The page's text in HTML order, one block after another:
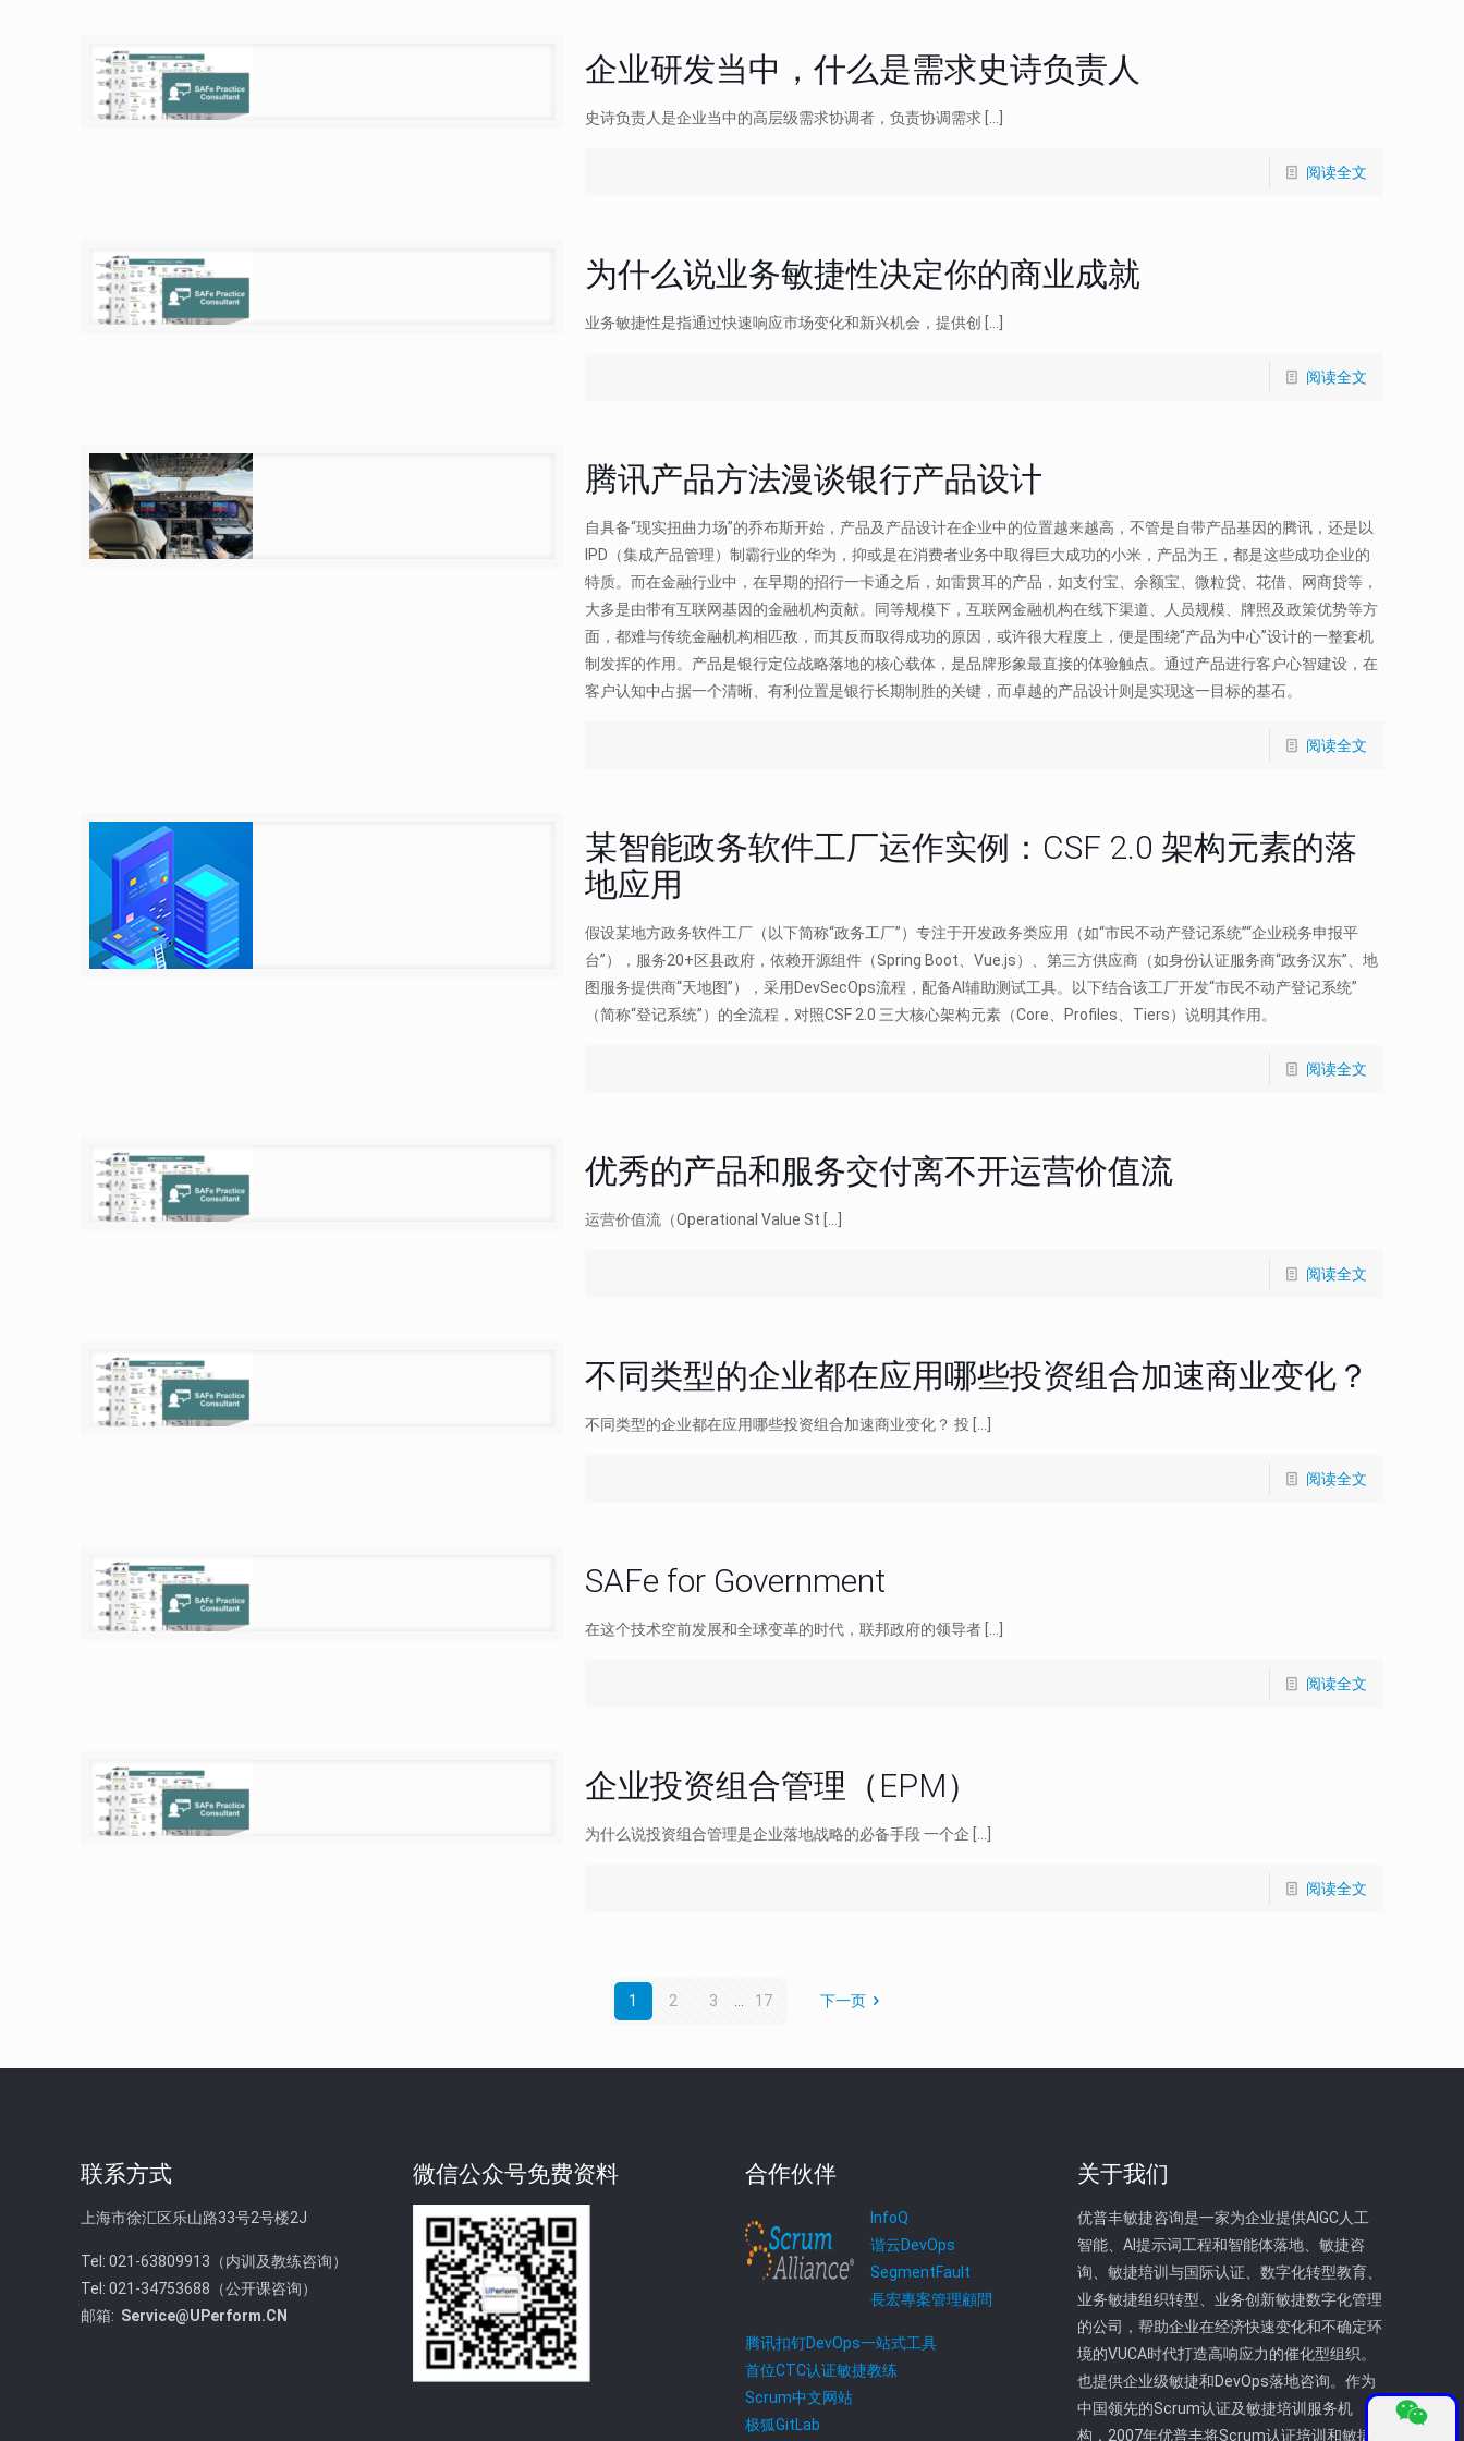
企业研发当中，什么是需求史诗负责人
史诗负责人是企业当中的高层级需求协调者，负责协调需求[…]
阅读全文
为什么说业务敏捷性决定你的商业成就
业务敏捷性是指通过快速响应市场变化和新兴机会，提供创
阅读全文
腾讯产品方法漫谈银行产品设计
自具备“现实扭曲力场”的乔布斯开始，产品及产品设计在企业中的位置越来越高，不管是自带产品基因的腾讯，还是以
IPD（集成产品管理）制霸行业的华为，抑或是在消费者业务中取得巨大成功的小米，产品为王，都是这些成功企业的
特质。而在金融行业中，在早期的招行一卡通之后，如雷贯耳的产品，如支付宝、余额宝、微粒贷、花借、网商贷等，
大多是由带有互联网基因的金融机构贡献。同等规模下，互联网金融机构在线下渠道、人员规模、牌照及政策优势等方
面，都难与传统金融机构相匹敌，而其反而取得成功的原因，或许很大程度上，便是围绕“产品为中心”设计的一整套机
制发挥的作用。产品是银行定位战略落地的核心载体，是品牌形象最直接的体验触点。通过产品进行客户心智建设，在
客户认知中占据一个清晰、有利位置是银行长期制胜的关键，而卓越的产品设计则是实现这一目标的基石。
阅读全文
某智能政务软件工厂运作实例：CSF 2.0 架构元素的落
地应用
假设某地方政务软件工厂（以下简称“政务工厂”）专注于开发政务类应用（如“市民不动产登记系统”“企业税务申报平
台”），服务20+区县政府，依赖开源组件（Spring Boot、Vue.js）、第三方供应商（如身份认证服务商“政务汉东”、地
图服务提供商“天地图”），采用DevSecOps流程，配备AI辅助测试工具。以下结合该工厂开发“市民不动产登记系统”
（简称“登记系统”）的全流程，对照CSF 2.0 三大核心架构元素（Core、Profiles、Tiers）说明其作用。
阅读全文
优秀的产品和服务交付离不开运营价值流
运营价值流（Operational Value St
阅读全文
不同类型的企业都在应用哪些投资组合加速商业变化？
不同类型的企业都在应用哪些投资组合加速商业变化？ 投
阅读全文
SAFe for Government
在这个技术空前发展和全球变革的时代，联邦政府的领导者[…]
阅读全文
企业投资组合管理（EPM）
为什么说投资组合管理是企业落地战略的必备手段 一个企
阅读全文
1 2 3 17 下一页
联系方式
上海市徐汇区乐山路33号2号楼2J
Tel: 021-63809913（内训及教练咨询）
Tel: 021-34753688（公开课咨询）
邮箱: Service@UPerform.CN
微信公众号免费资料 合作伙伴
InfoQ
谐云DevOps
SegmentFault
長宏專案管理顧問
腾讯扣钉DevOps一站式工具
首位CTC认证敏捷教练
Scrum中文网站
极狐GitLab
关于我们
优普丰敏捷咨询是一家为企业提供AIGC人工
智能、AI提示词工程和智能体落地、敏捷咨
询、敏捷培训与国际认证、数字化转型教育、
业务敏捷组织转型、业务创新敏捷数字化管理
的公司，帮助企业在经济快速变化和不确定环
境的VUCA时代打造高响应力的催化型组织。
也提供企业级敏捷和DevOps落地咨询。作为
中国领先的Scrum认证及敏捷培训服务机
构，2007年优普丰将Scrum认证培训和敏捷